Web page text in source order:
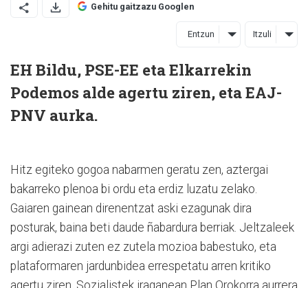
Gehitu gaitzazu Googlen
Entzun Itzuli
EH Bildu, PSE-EE eta Elkarrekin
Podemos alde agertu ziren, eta EAJ-
PNV aurka.
Hitz egiteko gogoa nabarmen geratu zen, aztergai
bakarreko plenoa bi ordu eta erdiz luzatu zelako.
Gaiaren gainean direnentzat aski ezagunak dira
posturak, baina beti daude ñabardura berriak. Jeltzaleek
argi adierazi zuten ez zutela mozioa babestuko, eta
plataformaren jardunbidea errespetatu arren kritiko